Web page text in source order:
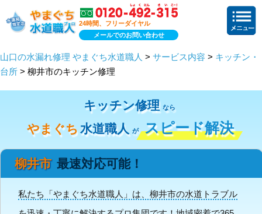
24時間、フリーダイヤル
メールでのお問い合わせ
山口の水漏れ修理 やまぐち水道職人 > サービス内容 > キッチン・
台所 > 柳井市のキッチン修理
キッチン修理 なら
やまぐち 水道職人 が スピード解決
柳井市 最速対応可能！
私たち「やまぐち水道職人」は、柳井市の水道トラブル